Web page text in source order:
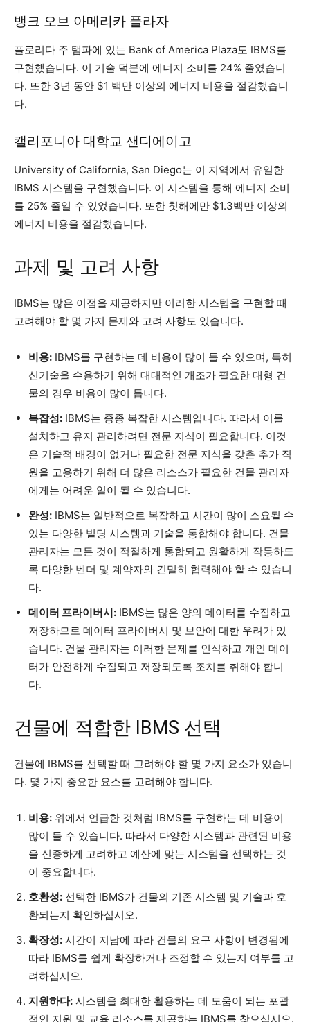
뱅크 오브 아메리카 플라자
플로리다 주 탬파에 있는 Bank of America Plaza도 IBMS를
구현했습니다. 이 기술 덕분에 에너지 소비를 24% 줄였습니
다. 또한 3년 동안 $1 백만 이상의 에너지 비용을 절감했습니
다.
캘리포니아 대학교 샌디에이고
University of California, San Diego는 이 지역에서 유일한
IBMS 시스템을 구현했습니다. 이 시스템을 통해 에너지 소비
를 25% 줄일 수 있었습니다. 또한 첫해에만 $1.3백만 이상의
에너지 비용을 절감했습니다.
과제 및 고려 사항
IBMS는 많은 이점을 제공하지만 이러한 시스템을 구현할 때
고려해야 할 몇 가지 문제와 고려 사항도 있습니다.
비용: IBMS를 구현하는 데 비용이 많이 들 수 있으며, 특히
신기술을 수용하기 위해 대대적인 개조가 필요한 대형 건
물의 경우 비용이 많이 듭니다.
복잡성: IBMS는 종종 복잡한 시스템입니다. 따라서 이를
설치하고 유지 관리하려면 전문 지식이 필요합니다. 이것
은 기술적 배경이 없거나 필요한 전문 지식을 갖춘 추가 직
원을 고용하기 위해 더 많은 리소스가 필요한 건물 관리자
에게는 어려운 일이 될 수 있습니다.
완성: IBMS는 일반적으로 복잡하고 시간이 많이 소요될 수
있는 다양한 빌딩 시스템과 기술을 통합해야 합니다. 건물
관리자는 모든 것이 적절하게 통합되고 원활하게 작동하도
록 다양한 벤더 및 계약자와 긴밀히 협력해야 할 수 있습니
다.
데이터 프라이버시: IBMS는 많은 양의 데이터를 수집하고
저장하므로 데이터 프라이버시 및 보안에 대한 우려가 있
습니다. 건물 관리자는 이러한 문제를 인식하고 개인 데이
터가 안전하게 수집되고 저장되도록 조치를 취해야 합니
다.
건물에 적합한 IBMS 선택
건물에 IBMS를 선택할 때 고려해야 할 몇 가지 요소가 있습니
다. 몇 가지 중요한 요소를 고려해야 합니다.
비용: 위에서 언급한 것처럼 IBMS를 구현하는 데 비용이
많이 들 수 있습니다. 따라서 다양한 시스템과 관련된 비용
을 신중하게 고려하고 예산에 맞는 시스템을 선택하는 것
이 중요합니다.
호환성: 선택한 IBMS가 건물의 기존 시스템 및 기술과 호
환되는지 확인하십시오.
확장성: 시간이 지남에 따라 건물의 요구 사항이 변경됨에
따라 IBMS를 쉽게 확장하거나 조정할 수 있는지 여부를 고
려하십시오.
지원하다: 시스템을 최대한 활용하는 데 도움이 되는 포괄
적인 지원 및 교육 리소스를 제공하는 IBMS를 찾으십시오.